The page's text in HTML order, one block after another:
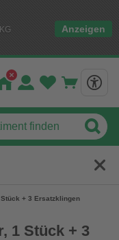
Anzeigen
+ 3 Ersatzklingen
1 Stück + 3